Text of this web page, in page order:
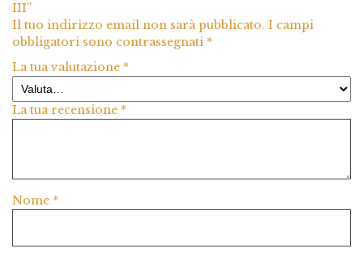
III”
Il tuo indirizzo email non sarà pubblicato. I campi
obbligatori sono contrassegnati *
La tua valutazione *
La tua recensione *
Nome *